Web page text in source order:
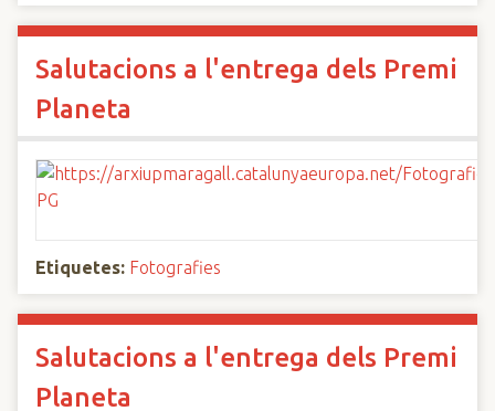
Salutacions a l'entrega dels Premi
Planeta
Etiquetes: Fotografies
Salutacions a l'entrega dels Premi
Planeta